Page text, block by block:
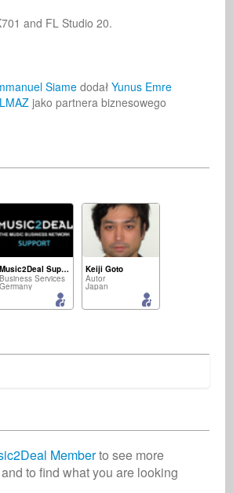
and FL Studio 20.
Siame dodał Yunus Emre
jako partnera biznesowego
Music2Deal Support
Business Services
Germany
Keiji Goto
Autor
Japan
Memberto see more
to find what you are looking